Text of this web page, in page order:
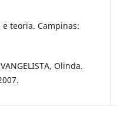
teoria. Campinas:
Olinda.